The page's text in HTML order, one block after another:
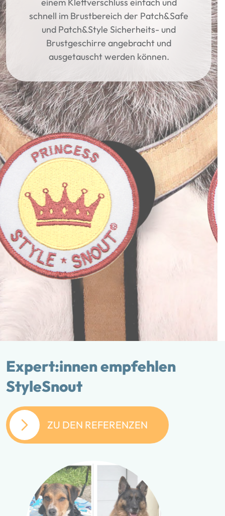
einem Klettverschluss einfach und
schnell im Brustbereich der Patch&Safe
und Patch&Style Sicherheits- und
Brustgeschirre angebracht und
ausgetauscht werden können.
Expert:innen empfehlen
StyleSnout
ZU DEN REFERENZEN